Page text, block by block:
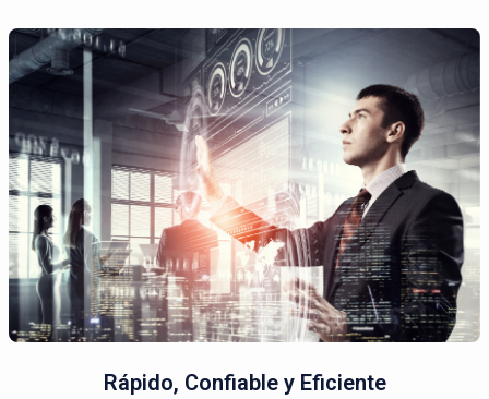
Rápido, Confiable y Eficiente